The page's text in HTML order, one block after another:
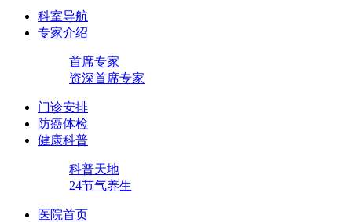
科室导航
专家介绍
首席专家
资深首席专家
门诊安排
防癌体检
健康科普
科普天地
24节气养生
医院首页